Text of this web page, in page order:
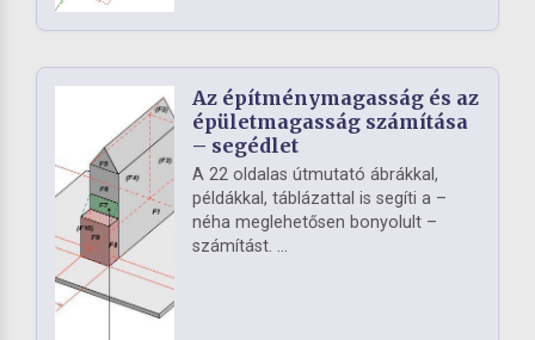
Az építménymagasság és az
épületmagasság számítása
– segédlet
A 22 oldalas útmutató ábrákkal,
példákkal, táblázattal is segíti a –
néha meglehetősen bonyolult –
számítást. ...